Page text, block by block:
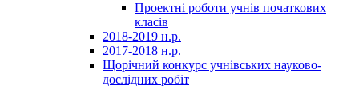
Проектні роботи учнів початкових
класів
2018-2019 н.р.
2017-2018 н.р.
Щорічний конкурс учнівських науково-
дослідних робіт